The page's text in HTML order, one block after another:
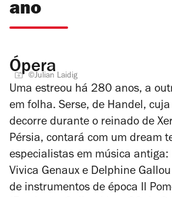
ano
Ópera
©Julian Laidig
Uma estreou há 280 anos, a
em folha. Serse, de Handel,
decorre durante o reinado de
Pérsia, contará com um dream
especialistas em música antiga:
Vivica Genaux e Delphine
de instrumentos de época Il